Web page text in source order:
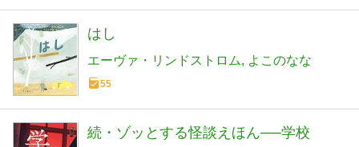
はし
エーヴァ・リンドストロム よこのなな
55
続・ゾッとする怪談えほん──学校